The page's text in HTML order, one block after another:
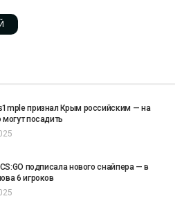
признал Крым российским — на
могут посадить
подписала нового снайпера — в
6 игроков